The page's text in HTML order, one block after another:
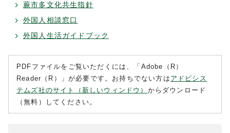
蕨市多文化共生指針
外国人相談窓口
外国人生活ガイドブック
PDFファイルをご覧いただくには、「Adobe（R）
Reader（R）」が必要です。お持ちでない方は アドビシス
テムズ社のサイト（新しいウィンドウ） からダウンロード
（無料）してください。